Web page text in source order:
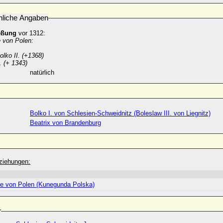
Angaben
vor 1312:
von Polen:
II. (+1368)
(+ 1343)
natürlich
Bolko I. von Schlesien-Schweidnitz (Boleslaw III. von Liegnitz)
Beatrix von Brandenburg
von Polen (Kunegunda Polska)